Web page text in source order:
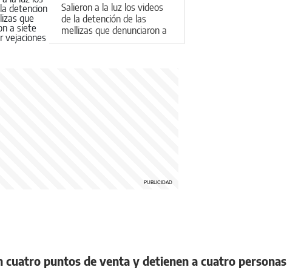
Salieron a la luz los videos
de la detención de las
mellizas que denunciaron a
siete policías por vejaciones
cuatro puntos de venta y detienen a cuatro personas